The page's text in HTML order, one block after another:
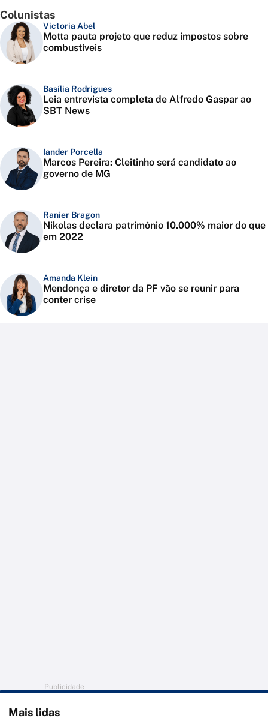
Colunistas
Victoria Abel
Motta pauta projeto que reduz impostos sobre
combustíveis
Basília Rodrigues
Leia entrevista completa de Alfredo Gaspar ao
SBT News
Iander Porcella
Marcos Pereira: Cleitinho será candidato ao
governo de MG
Ranier Bragon
Nikolas declara patrimônio 10.000% maior do que
em 2022
Amanda Klein
Mendonça e diretor da PF vão se reunir para
conter crise
Publicidade
Mais lidas